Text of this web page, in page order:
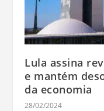
Lula assina
e mantém
da economia
28/02/2024